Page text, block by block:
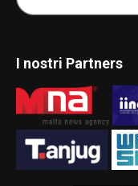
I nostri Partners